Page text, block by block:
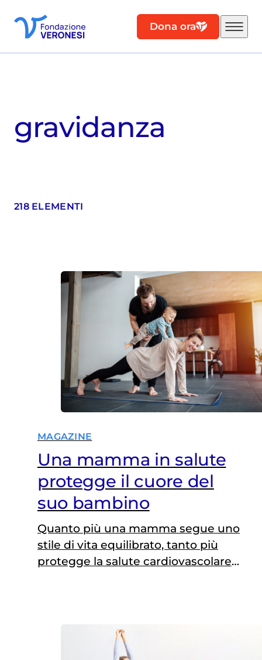
Dona ora
gravidanza
218 ELEMENTI
MAGAZINE
Una mamma in salute
protegge il cuore del
suo bambino
Quanto più una mamma segue uno
stile di vita equilibrato, tanto più
protegge la salute cardiovascolare